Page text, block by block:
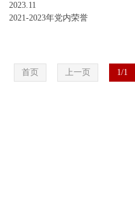
2023.11
2021-2023年党内荣誉
首页 上一页 1/1